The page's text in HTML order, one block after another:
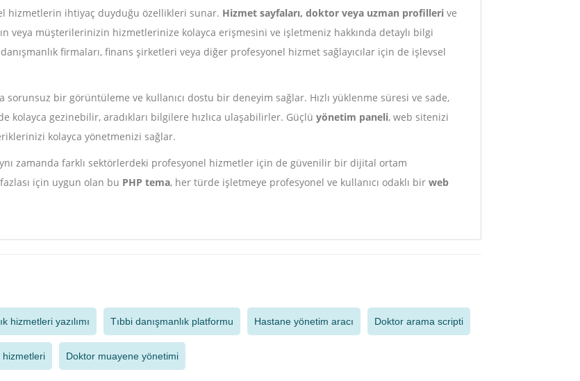
hizmetlerin ihtiyaç duyduğu özellikleri sunar. Hizmet sayfaları, doktor veya uzman profilleri ve
veya müşterilerinizin hizmetlerinize kolayca erişmesini ve işletmeniz hakkında detaylı bilgi
firmaları, finans şirketleri veya diğer profesyonel hizmet sağlayıcılar için de işlevsel
bir görüntüleme ve kullanıcı dostu bir deneyim sağlar. Hızlı yüklenme süresi ve sade,
kolayca gezinebilir, aradıkları bilgilere hızlıca ulaşabilirler. Güçlü yönetim paneli, web sitenizi
kolayca yönetmenizi sağlar.
zamanda farklı sektörlerdeki profesyonel hizmetler için de güvenilir bir dijital ortam
için uygun olan bu PHP tema, her türde işletmeye profesyonel ve kullanıcı odaklı bir web
hizmetleri yazılımı Tıbbi danışmanlık platformu Hastane yönetim aracı Doktor arama scripti
hizmetleri Doktor muayene yönetimi